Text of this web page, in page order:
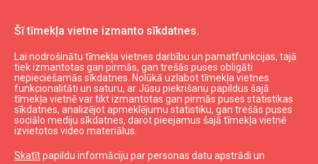
Šī tīmekļa vietne izmanto sīkdatnes.
Lai nodrošinātu tīmekļa vietnes darbību un pamatfunkcijas, tajā
tiek izmantotas gan pirmās, gan trešās puses obligāti
nepieciešamās sīkdatnes. Nolūkā uzlabot tīmekļa vietnes
funkcionalitāti un saturu, ar Jūsu piekrišanu papildus šajā
tīmekļa vietnē var tikt izmantotas gan pirmās puses statistikas
sīkdatnes, analizējot apmeklējumu statistiku, gan trešās puses
sociālo mediju sīkdatnes, darot pieejamus šajā tīmekļa vietnē
izvietotos video materiālus.
Skatītpapildu informāciju par personas datu apstrādi un
Elektromobiļa uzlādes vieta
Uz augšu expand_less
Informācija